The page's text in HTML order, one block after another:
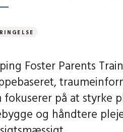
Foster Parents
fokuserer på at styrke
og håndtere